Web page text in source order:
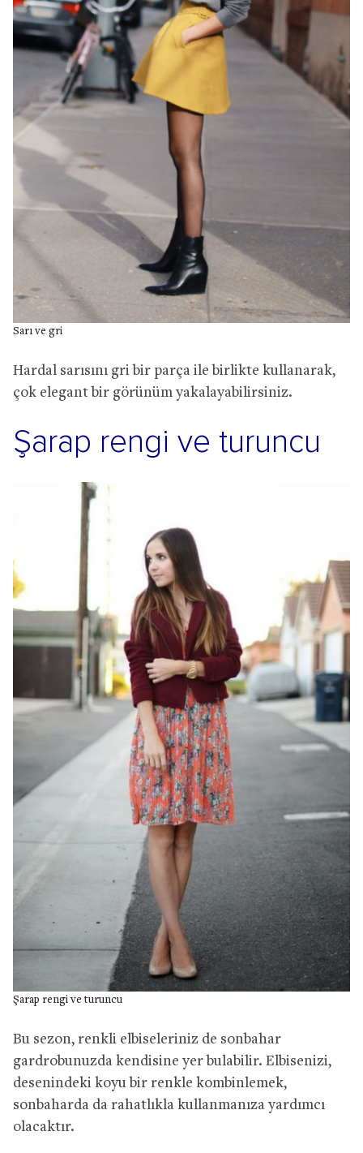
Sarı ve gri
Hardal sarısını gri bir parça ile birlikte kullanarak,
çok elegant bir görünüm yakalayabilirsiniz.
Şarap rengi ve turuncu
Şarap rengi ve turuncu
Bu sezon, renkli elbiseleriniz de sonbahar
gardrobunuzda kendisine yer bulabilir. Elbisenizi,
desenindeki koyu bir renkle kombinlemek,
sonbaharda da rahatlıkla kullanmanıza yardımcı
olacaktır.